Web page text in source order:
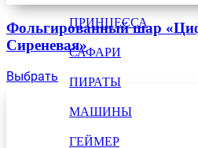
ПРИНЦЕССА
САФАРИ
ПИРАТЫ
МАШИНЫ
ГЕЙМЕР
Фольгированный шар
Сиреневая»
Выбрать